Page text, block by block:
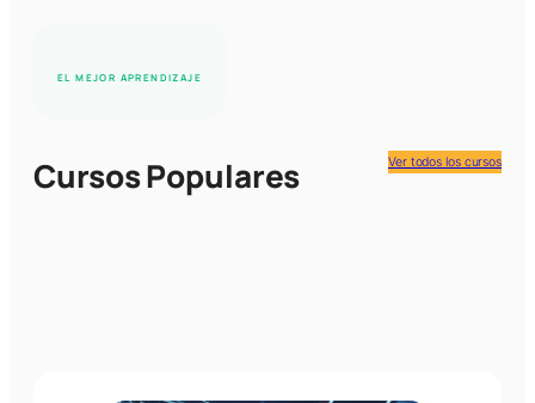
EL MEJOR APRENDIZAJE
Cursos Populares Ver todos los cursos